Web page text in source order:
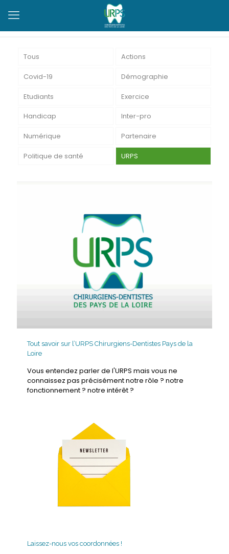
Tous Actions
Covid-19 Démographie
Etudiants Exercice
Handicap Inter-pro
Numérique Partenaire
Politique de santé URPS
Tout savoir sur l’URPS Chirurgiens-Dentistes Pays de la
Loire
Vous entendez parler de l'URPS mais vous ne
connaissez pas précisément notre rôle ? notre
fonctionnement ? notre intérêt ?
Laissez-nous vos coordonnées !